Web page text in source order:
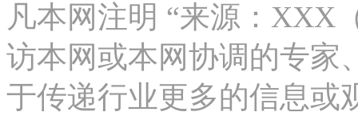
凡本网注明 “来源：XXX
访本网或本网协调的专家
于传递行业更多的信息或